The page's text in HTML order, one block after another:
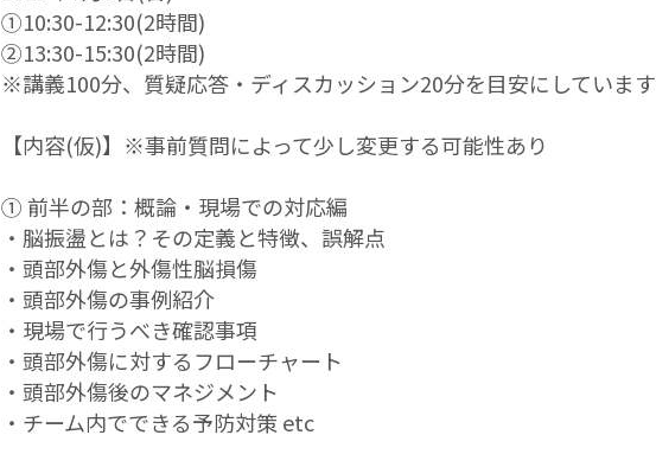
①10:30-12:30(2時間)
②13:30-15:30(2時間)
※講義100分、質疑応答・ディスカッション20分を目安にしています
【内容(仮)】※事前質問によって少し変更する可能性あり
① 前半の部：概論・現場での対応編
・脳振盪とは？その定義と特徴、誤解点
・頭部外傷と外傷性脳損傷
・頭部外傷の事例紹介
・現場で行うべき確認事項
・頭部外傷に対するフローチャート
・頭部外傷後のマネジメント
・チーム内でできる予防対策 etc